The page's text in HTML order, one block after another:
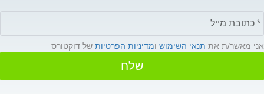
אני מאשר/ת את תנאי השימוש ומדיניות הפרטיות של דוקטורס
שלח